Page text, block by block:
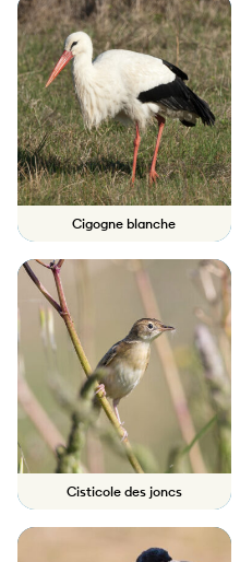
Cigogne blanche
Cisticole des joncs